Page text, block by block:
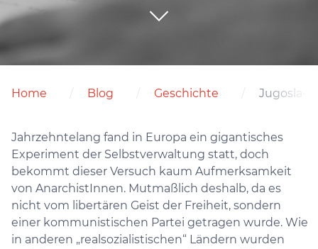
Home Blog Geschichte Jugosla-
Jahrzehntelang fand in Europa ein gigantisches
Experiment der Selbstverwaltung statt, doch
bekommt dieser Versuch kaum Aufmerksamkeit
von AnarchistInnen. Mutmaßlich deshalb, da es
nicht vom libertären Geist der Freiheit, sondern
einer kommunistischen Partei getragen wurde. Wie
in anderen „realsozialistischen“ Ländern wurden